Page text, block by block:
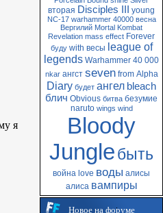
я
вторая Disciples III young
NC-17 warhammer 40000 весна
Вергилий Mortal Kombat
Revelation mass effect Forever
буду with весы league of
legends Warhammer 40 000
nkar ангст seven from Alpha
Diary будет ангел bleach
блич Obvious битва безумие
naruto wings wind
Bloody
Jungleбыть
война love воды алисы
алиса вампиры
Новое на форуме